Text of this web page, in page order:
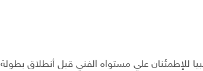
للإطمئنان علي مستواه الفني قبل أنطلاق بطولة